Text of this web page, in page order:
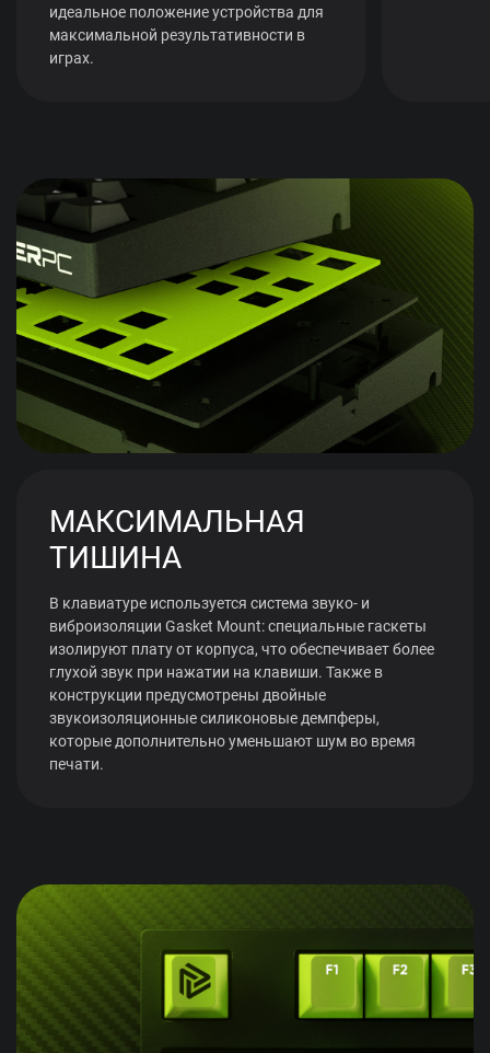
идеальное положение устройства для
максимальной результативности в
играх.
МАКСИМАЛЬНАЯ
ТИШИНА
В клавиатуре используется система звуко- и
виброизоляции Gasket Mount: специальные гаскеты
изолируют плату от корпуса, что обеспечивает более
глухой звук при нажатии на клавиши. Также в
конструкции предусмотрены двойные
звукоизоляционные силиконовые демпферы,
которые дополнительно уменьшают шум во время
печати.